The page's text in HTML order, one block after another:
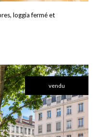
loggia fermé et
vendu